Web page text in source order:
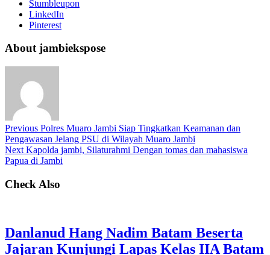
Stumbleupon
LinkedIn
Pinterest
About jambiekspose
Previous Polres Muaro Jambi Siap Tingkatkan Keamanan dan
Pengawasan Jelang PSU di Wilayah Muaro Jambi
Next Kapolda jambi, Silaturahmi Dengan tomas dan mahasiswa
Papua di Jambi
Check Also
Danlanud Hang Nadim Batam Beserta
Jajaran Kunjungi Lapas Kelas IIA Batam